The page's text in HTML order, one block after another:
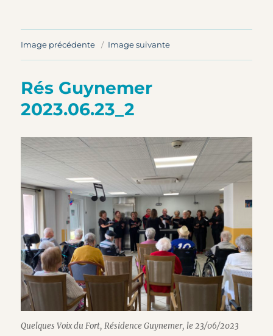
Image précédente Image suivante
Rés Guynemer
2023.06.23_2
Quelques Voix du Fort, Résidence Guynemer, le 23/06/2023